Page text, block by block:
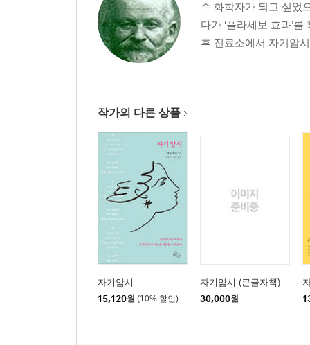
수 화학자가 되고 싶었
다가 ‘플라세보 효과’
후 진료소에서 자기암
작가의 다른 상품
자기암시
15,120원 (10% 할인)
자기암시 (큰글자책)
30,000원